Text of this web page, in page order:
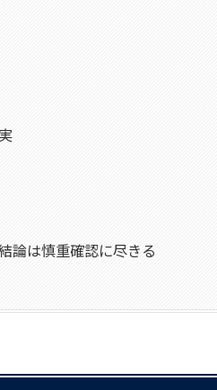
論は慎重確認に尽きる